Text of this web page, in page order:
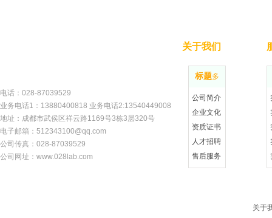
标题更多
公司简介
企业文化
资质证书
人才招聘
售后服务
电话：028-87039529
业务电话1：13880400818 业务电话2:13540449008
地址：成都市武侯区祥云路1169号3栋3层320号
电子邮箱：512343100@qq.com
公司传真：028-87039529
公司网址：www.028lab.com
关于我们
关于